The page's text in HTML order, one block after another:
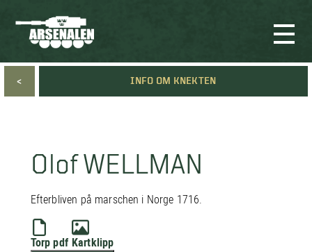
< INFO OM KNEKTEN
Olof WELLMAN
Efterbliven på marschen i Norge 1716.
Torp pdf Kartklipp